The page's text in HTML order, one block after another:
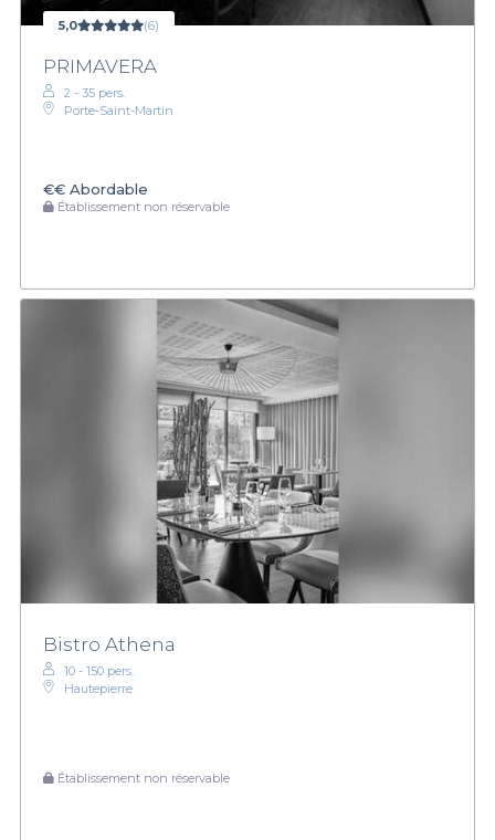
5,0 (6)
PRIMAVERA
2 - 35 pers.
Porte-Saint-Martin
€€ Abordable
Établissement non réservable
Bistro Athena
10 - 150 pers.
Hautepierre
Établissement non réservable